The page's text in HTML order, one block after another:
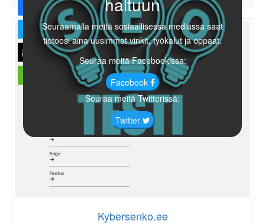
Kybersenko.ee
Seuraamalla meitä sosiaallisessa mediassa saat
tietoosi aina uusimmat vinkit, työkalut ja oppaat.
Seuraa meitä Facebookissa:
Facebook
Seuraa meitä Twitterissä:
Twitter